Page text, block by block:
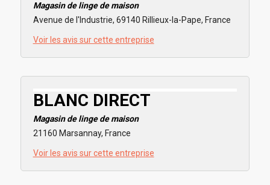
Magasin de linge de maison
Avenue de l'Industrie, 69140 Rillieux-la-Pape, France
Voir les avis sur cette entreprise
BLANC DIRECT
Magasin de linge de maison
21160 Marsannay, France
Voir les avis sur cette entreprise